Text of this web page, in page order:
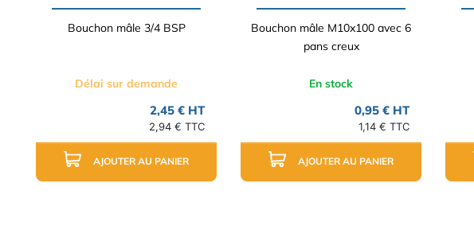
Bouchon mâle 3/4 BSP
Délai sur demande
2,45 € HT
2,94 € TTC
AJOUTER AU PANIER
Bouchon mâle M10x100 avec 6
pans creux
En stock
0,95 € HT
1,14 € TTC
AJOUTER AU PANIER